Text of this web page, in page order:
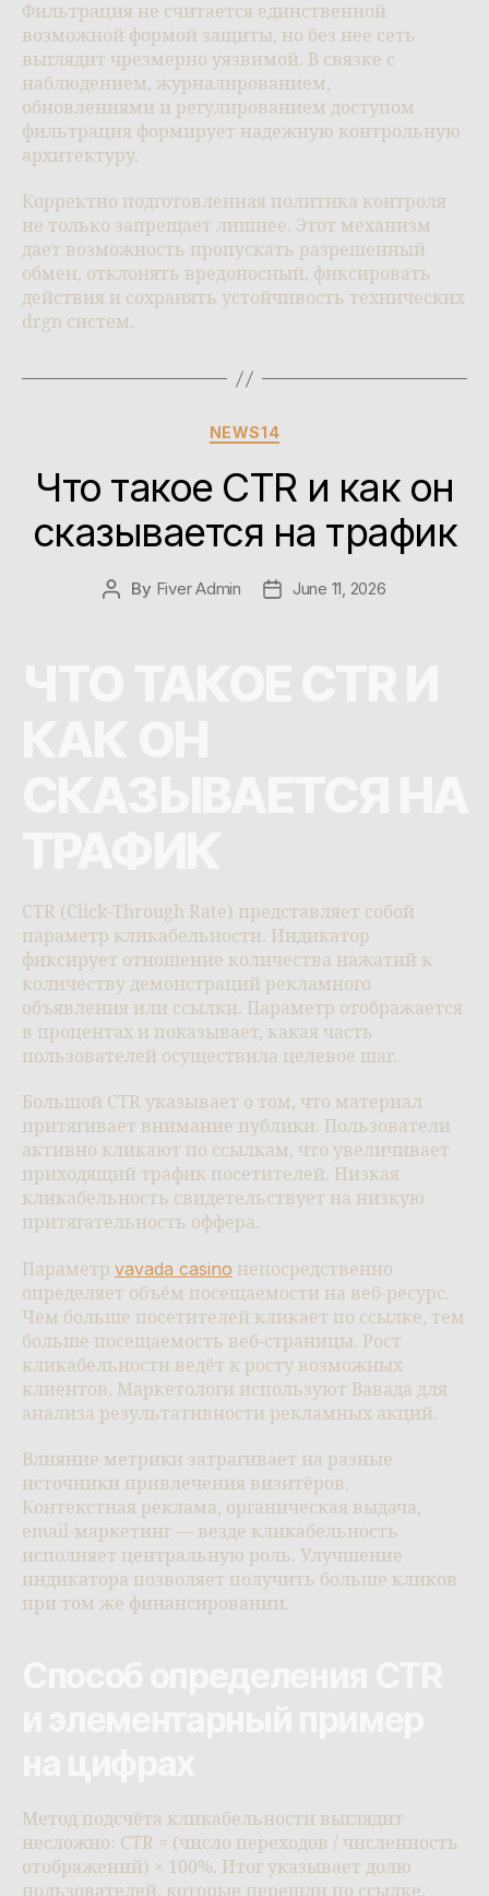
Фильтрация не считается единственной
возможной формой защиты, но без нее сеть
выглядит чрезмерно уязвимой. В связке с
наблюдением, журналированием,
обновлениями и регулированием доступом
фильтрация формирует надежную контрольную
архитектуру.
Корректно подготовленная политика контроля
не только запрещает лишнее. Этот механизм
дает возможность пропускать разрешенный
обмен, отклонять вредоносный, фиксировать
действия и сохранять устойчивость технических
drgn систем.
NEWS14
Что такое CTR и как он
сказывается на трафик
By Fiver Admin June 11, 2026
CTR (Click-Through Rate) представляет собой
параметр кликабельности. Индикатор
фиксирует отношение количества нажатий к
количеству демонстраций рекламного
объявления или ссылки. Параметр отображается
в процентах и показывает, какая часть
пользователей осуществила целевое шаг.
Большой CTR указывает о том, что материал
притягивает внимание публики. Пользователи
активно кликают по ссылкам, что увеличивает
приходящий трафик посетителей. Низкая
кликабельность свидетельствует на низкую
притягательность оффера.
Параметр vavada casino непосредственно
определяет объём посещаемости на веб-ресурс.
Чем больше посетителей кликает по ссылке, тем
больше посещаемость веб-страницы. Рост
кликабельности ведёт к росту возможных
клиентов. Маркетологи используют Вавада для
анализа результативности рекламных акций.
Влияние метрики затрагивает на разные
источники привлечения визитёров.
Контекстная реклама, органическая выдача,
email-маркетинг — везде кликабельность
исполняет центральную роль. Улучшение
индикатора позволяет получить больше кликов
при том же финансировании.
Метод подсчёта кликабельности выглядит
несложно: CTR = (число переходов / численность
отображений) × 100%. Итог указывает долю
пользователей, которые перешли по ссылке.